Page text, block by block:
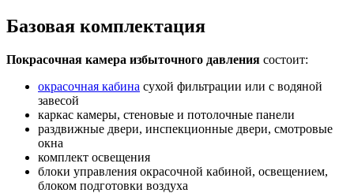
Базовая комплектация
Покрасочная камера избыточного давления состоит:
окрасочная кабина сухой фильтрации или с водяной
завесой
каркас камеры, стеновые и потолочные панели
раздвижные двери, инспекционные двери, смотровые
окна
комплект освещения
блоки управления окрасочной кабиной, освещением,
блоком подготовки воздуха